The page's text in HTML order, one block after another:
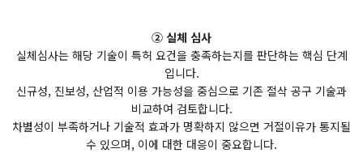
② 실체 심사
실체심사는 해당 기술이 특허 요건을 충족하는지를 판단하는 핵심 단계
입니다.
신규성, 진보성, 산업적 이용 가능성을 중심으로 기존 절삭 공구 기술과
비교하여 검토합니다.
차별성이 부족하거나 기술적 효과가 명확하지 않으면 거절이유가 통지될
수 있으며, 이에 대한 대응이 중요합니다.